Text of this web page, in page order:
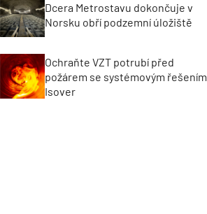
Dcera Metrostavu dokončuje v
Norsku obří podzemní úložiště
Ochraňte VZT potrubí před
požárem se systémovým řešením
Isover